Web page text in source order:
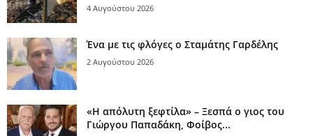
4 Αυγούστου 2026
Ένα με τις φλόγες ο Σταμάτης Γαρδέλης
2 Αυγούστου 2026
«Η απόλυτη ξεφτίλα» – Ξεσπά ο γιος του
Γιώργου Παπαδάκη, Φοίβος...